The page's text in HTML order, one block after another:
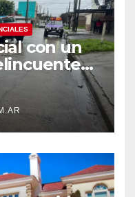
con un